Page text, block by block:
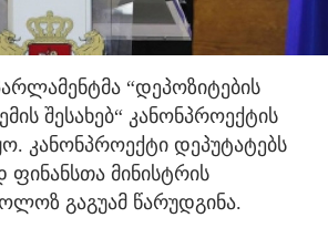
“დეპოზიტების
შესახებ“ კანონპროექტის
კანონპროექტი დეპუტატებს
მინისტრის
გაგუამ წარუდგინა.